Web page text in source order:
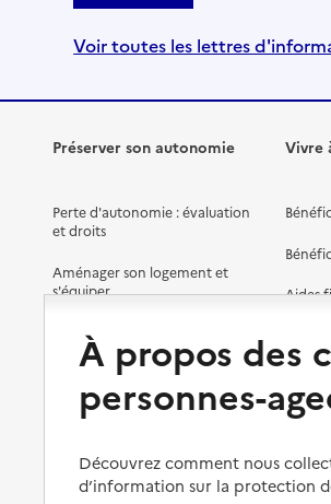
Voir toutes les lettres
Préserver son autonomie
Perte d'autonomie : évaluation
et droits
Aménager son logement et
s'équiper
Préserver son autonomie et sa
santé
Organiser à l'avance sa propre
protection
Les obligations de la famille
Vivre
Aides
Vivre
Être
À propos des
personnes-
Découvrez comment nous
d’information sur la protection